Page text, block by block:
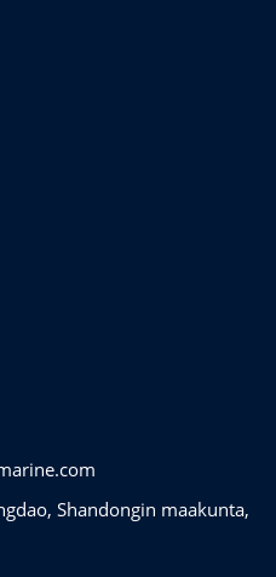
Shandongin maakunta,